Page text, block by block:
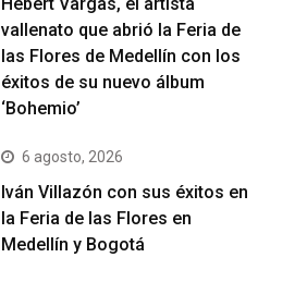
vallenato que abrió la Feria de
las Flores de Medellín con los
éxitos de su nuevo álbum
‘Bohemio’
6 agosto, 2026
Iván Villazón con sus éxitos en
la Feria de las Flores en
Medellín y Bogotá